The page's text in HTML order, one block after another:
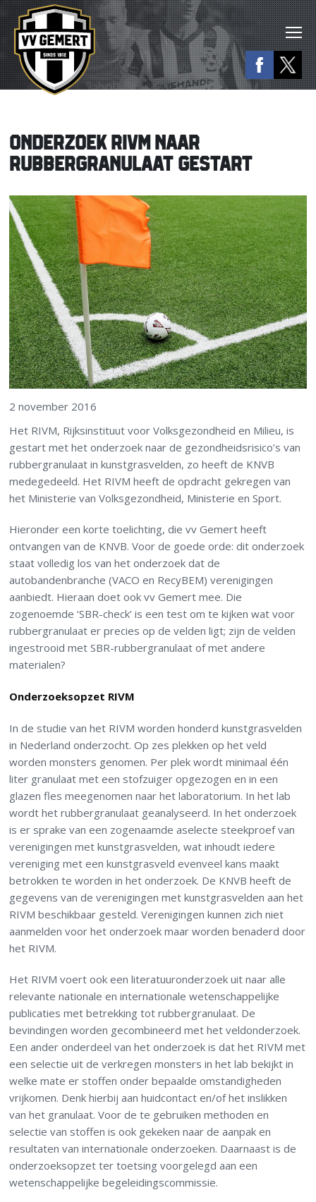
ONDERZOEK RIVM NAAR
RUBBERGRANULAAT GESTART
2 november 2016
Het RIVM, Rijksinstituut voor Volksgezondheid en Milieu, is
gestart met het onderzoek naar de gezondheidsrisico’s van
rubbergranulaat in kunstgrasvelden, zo heeft de KNVB
medegedeeld. Het RIVM heeft de opdracht gekregen van
het Ministerie van Volksgezondheid, Ministerie en Sport.
Hieronder een korte toelichting, die vv Gemert heeft
ontvangen van de KNVB. Voor de goede orde: dit onderzoek
staat volledig los van het onderzoek dat de
autobandenbranche (VACO en RecyBEM) verenigingen
aanbiedt. Hieraan doet ook vv Gemert mee. Die
zogenoemde ‘SBR-check’ is een test om te kijken wat voor
rubbergranulaat er precies op de velden ligt; zijn de velden
ingestrooid met SBR-rubbergranulaat of met andere
materialen?
Onderzoeksopzet RIVM
In de studie van het RIVM worden honderd kunstgrasvelden
in Nederland onderzocht. Op zes plekken op het veld
worden monsters genomen. Per plek wordt minimaal één
liter granulaat met een stofzuiger opgezogen en in een
glazen fles meegenomen naar het laboratorium. In het lab
wordt het rubbergranulaat geanalyseerd. In het onderzoek
is er sprake van een zogenaamde aselecte steekproef van
verenigingen met kunstgrasvelden, wat inhoudt iedere
vereniging met een kunstgrasveld evenveel kans maakt
betrokken te worden in het onderzoek. De KNVB heeft de
gegevens van de verenigingen met kunstgrasvelden aan het
RIVM beschikbaar gesteld. Verenigingen kunnen zich niet
aanmelden voor het onderzoek maar worden benaderd door
het RIVM.
Het RIVM voert ook een literatuuronderzoek uit naar alle
relevante nationale en internationale wetenschappelijke
publicaties met betrekking tot rubbergranulaat. De
bevindingen worden gecombineerd met het veldonderzoek.
Een ander onderdeel van het onderzoek is dat het RIVM met
een selectie uit de verkregen monsters in het lab bekijkt in
welke mate er stoffen onder bepaalde omstandigheden
vrijkomen. Denk hierbij aan huidcontact en/of het inslikken
van het granulaat. Voor de te gebruiken methoden en
selectie van stoffen is ook gekeken naar de aanpak en
resultaten van internationale onderzoeken. Daarnaast is de
onderzoeksopzet ter toetsing voorgelegd aan een
wetenschappelijke begeleidingscommissie.